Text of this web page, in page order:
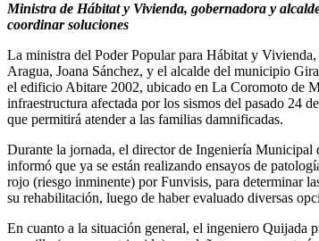
Ministra de Hábitat y Vivienda, gobernadora y
coordinar soluciones
La ministra del Poder Popular para Hábitat y
Aragua, Joana Sánchez, y el alcalde del municipio
el edificio Abitare 2002, ubicado en La Coromoto de
infraestructura afectada por los sismos del pasado 24
que permitirá atender a las familias damnificadas.
Durante la jornada, el director de Ingeniería
informó que ya se están realizando ensayos de
rojo (riesgo inminente) por Funvisis, para determinar
su rehabilitación, luego de haber evaluado diversas
En cuanto a la situación general, el ingeniero Quijada